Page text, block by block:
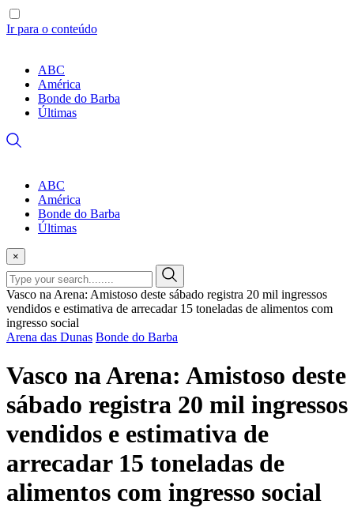
Ir para o conteúdo
ABC
América
Bonde do Barba
Últimas
ABC
América
Bonde do Barba
Últimas
×
Vasco na Arena: Amistoso deste sábado registra 20 mil ingressos
vendidos e estimativa de arrecadar 15 toneladas de alimentos com
ingresso social
Arena das Dunas Bonde do Barba
Vasco na Arena: Amistoso deste
sábado registra 20 mil ingressos
vendidos e estimativa de
arrecadar 15 toneladas de
alimentos com ingresso social